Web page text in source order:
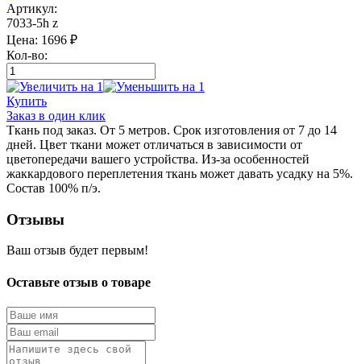
Артикул:
7033-5h z
Цена: 1696 ₽
Кол-во:
Купить
Заказ в один клик
Ткань под заказ. От 5 метров. Срок изготовления от 7 до 14
дней. Цвет ткани может отличаться в зависимости от
цветопередачи вашего устройства. Из-за особенностей
жаккардового переплетения ткань может давать усадку на 5%.
Состав 100% п/э.
Отзывы
Ваш отзыв будет первым!
Оставьте отзыв о товаре